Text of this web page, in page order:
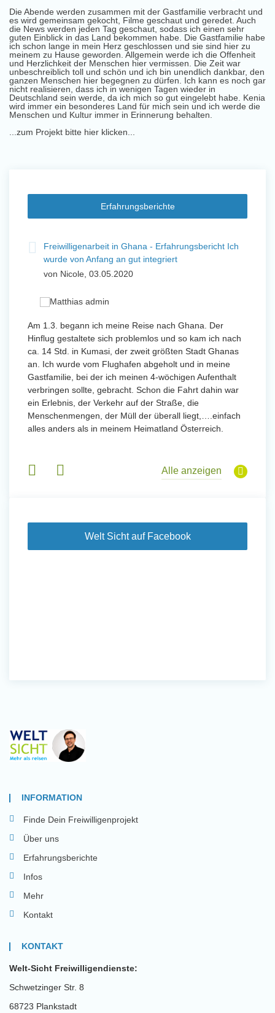
Die Abende werden zusammen mit der Gastfamilie verbracht und
es wird gemeinsam gekocht, Filme geschaut und geredet. Auch
die News werden jeden Tag geschaut, sodass ich einen sehr
guten Einblick in das Land bekommen habe. Die Gastfamilie habe
ich schon lange in mein Herz geschlossen und sie sind hier zu
meinem zu Hause geworden. Allgemein werde ich die Offenheit
und Herzlichkeit der Menschen hier vermissen. Die Zeit war
unbeschreiblich toll und schön und ich bin unendlich dankbar, den
ganzen Menschen hier begegnen zu dürfen. Ich kann es noch gar
nicht realisieren, dass ich in wenigen Tagen wieder in
Deutschland sein werde, da ich mich so gut eingelebt habe. Kenia
wird immer ein besonderes Land für mich sein und ich werde die
Menschen und Kultur immer in Erinnerung behalten.
...zum Projekt bitte hier klicken...
Erfahrungsberichte
Freiwilligenarbeit in Ghana - Erfahrungsbericht Ich
wurde von Anfang an gut integriert
von Nicole, 03.05.2020
Am 1.3. begann ich meine Reise nach Ghana. Der
Hinflug gestaltete sich problemlos und so kam ich nach
ca. 14 Std. in Kumasi, der zweit größten Stadt Ghanas
an. Ich wurde vom Flughafen abgeholt und in meine
Gastfamilie, bei der ich meinen 4-wöchigen Aufenthalt
verbringen sollte, gebracht. Schon die Fahrt dahin war
ein Erlebnis, der Verkehr auf der Straße, die
Menschenmengen, der Müll der überall liegt,….einfach
alles anders als in meinem Heimatland Österreich.
Alle anzeigen
Welt Sicht auf Facebook
INFORMATION
Finde Dein Freiwilligenprojekt
Über uns
Erfahrungsberichte
Infos
Mehr
Kontakt
KONTAKT
Welt-Sicht Freiwilligendienste:
Schwetzinger Str. 8
68723 Plankstadt